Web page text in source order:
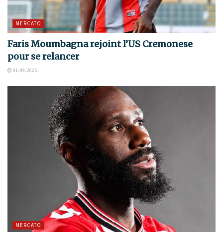
MERCATO
Faris Moumbagna rejoint l’US Cremonese
pour se relancer
01/09/2025
MERCATO